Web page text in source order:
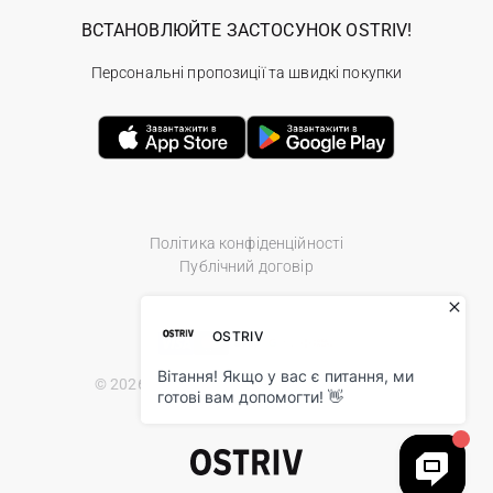
Політика конфіденційності
Публічний договір
© 2026 Ostriv.ua Store. All Rights Reserved.
ВСТАНОВЛЮЙТЕ ЗАСТОСУНОК OSTRIV!
Персональні пропозиції та швидкі покупки